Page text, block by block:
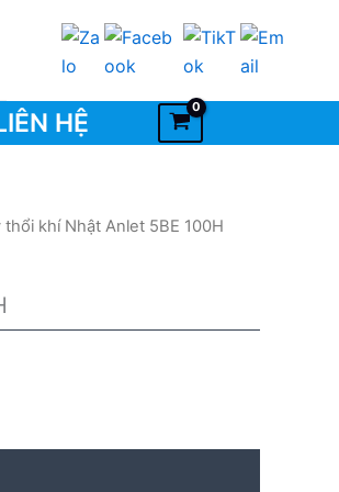
HỆ
thổi khí Nhật Anlet 5BE 100H